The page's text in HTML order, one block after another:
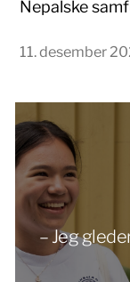
Nepalske
11. desember
– Jeg